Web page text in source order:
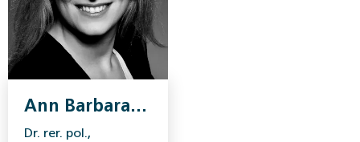
Ann Barbara
Bauer
Dr. rer. pol.,